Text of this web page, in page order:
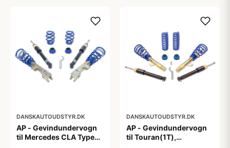
DANSKAUTOUDSTYR.DK
AP - Gevindundervogn
til Mercedes CLA Type
DANSKAUTOUDSTYR.DK
AP - Gevindundervogn
til Touran(1T),